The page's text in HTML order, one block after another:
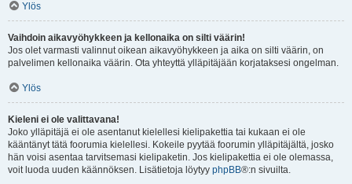
Ylös
Vaihdoin aikavyöhykkeen ja kellonaika on silti väärin!
Jos olet varmasti valinnut oikean aikavyöhykkeen ja aika on silti väärin, on
palvelimen kellonaika väärin. Ota yhteyttä ylläpitäjään korjataksesi ongelman.
Ylös
Kieleni ei ole valittavana!
Joko ylläpitäjä ei ole asentanut kielellesi kielipakettia tai kukaan ei ole
kääntänyt tätä foorumia kielellesi. Kokeile pyytää foorumin ylläpitäjältä, josko
hän voisi asentaa tarvitsemasi kielipaketin. Jos kielipakettia ei ole olemassa,
voit luoda uuden käännöksen. Lisätietoja löytyy phpBB®:n sivuilta.